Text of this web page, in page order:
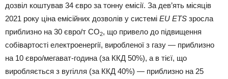
дозвіл коштував 34 євро за тонну емісії. За дев’ять місяців
2021 року ціна емісійних дозволів у системі EU ETS зросла
приблизно на 30 євро/т СО2, що привело до підвищення
собівартості електроенергії, виробленої з газу — приблизно
на 10 євро/мегават-година (за ККД 50%), а в тієї, що
виробляється з вугілля (за ККД 40%) — приблизно на 25